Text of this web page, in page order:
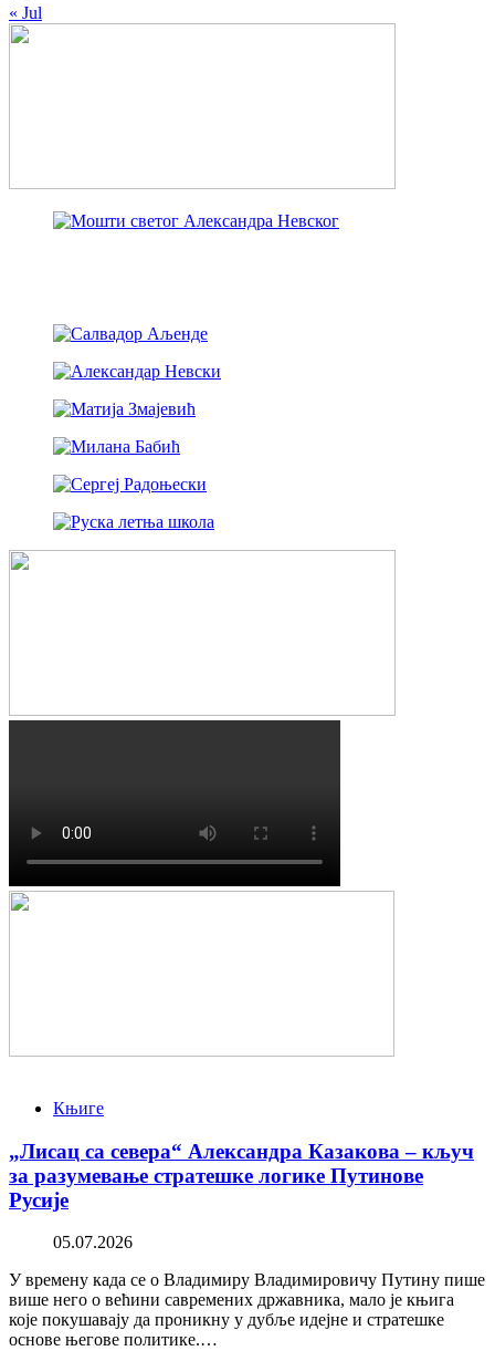
« Jul
Књиге
„Лисац са севера“ Александра Казакова – кључ
за разумевање стратешке логике Путинове
Русије
05.07.2026
У времену када се о Владимиру Владимировичу Путину пише
више него о већини савремених државника, мало је књига
које покушавају да проникну у дубље идејне и стратешке
основе његове политике.…